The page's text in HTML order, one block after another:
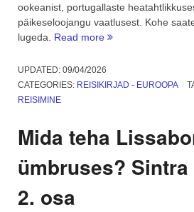
ookeanist, portugallaste
päikeseloojangu vaatlusest. Kohe
lugeda. Read more “Kevadine
ja
UPDATED: 09/04/2026
CATEGORIES: REISIKIRJAD - EUROOPA
REISIMINE
Mida teha
ümbruses?
2. osa